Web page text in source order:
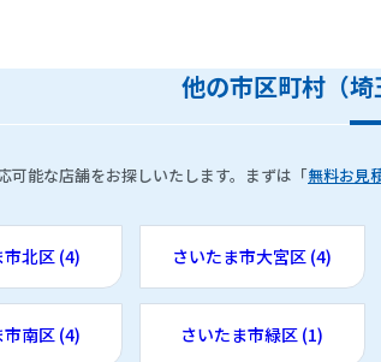
他の市区町村（
能な店舗をお探しいたします。まずは「無料お見
市北区 (4) さいたま市大宮区 (4)
市南区 (4) さいたま市緑区 (1)